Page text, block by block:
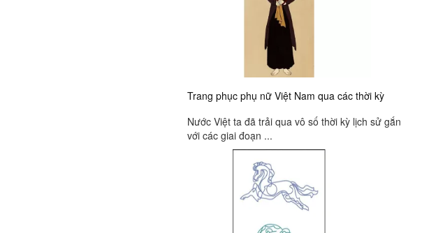
Trang phục phụ nữ Việt Nam qua các thời kỳ
Nước Việt ta đã trải qua vô số thời kỳ lịch sử gắn
với các giai đoạn ...